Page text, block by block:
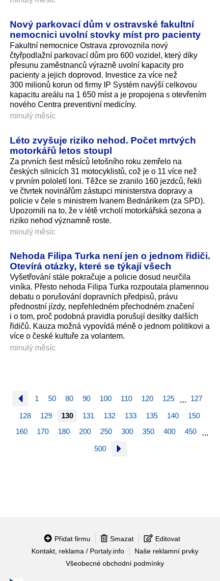
Nový parkovací dům v ostravské fakultní
nemocnici uvolní stovky míst pro pacienty
Fakultní nemocnice Ostrava zprovoznila nový
čtyřpodlažní parkovací dům pro 600 vozidel, který díky
přesunu zaměstnanců výrazně uvolní kapacity pro
pacienty a jejich doprovod. Investice za více než
300 milionů korun od firmy IP Systém navýší celkovou
kapacitu areálu na 1 650 míst a je propojena s otevřením
nového Centra preventivní medicíny.
minulý měsíc
Léto zvyšuje riziko nehod. Počet mrtvých
motorkářů letos stoupl
Za prvních šest měsíců letošního roku zemřelo na
českých silnicích 31 motocyklistů, což je o 11 více než
v prvním pololetí loni. Těžce se zranilo 160 jezdců, řekli
ve čtvrtek novinářům zástupci ministerstva dopravy a
policie v čele s ministrem Ivanem Bednárikem (za SPD).
Upozornili na to, že v létě vrcholí motorkářská sezona a
riziko nehod významně roste.
minulý měsíc
Nehoda Filipa Turka není jen o jednom řidiči.
Otevírá otázky, které se týkají všech
Vyšetřování stále pokračuje a policie dosud neurčila
viníka. Přesto nehoda Filipa Turka rozpoutala plamennou
debatu o porušování dopravních předpisů, právu
přednostní jízdy, nepřehledném přechodném značení
i o tom, proč podobná pravidla porušují desítky dalších
řidičů. Kauza možná vypovídá méně o jednom politikovi a
více o české kultuře za volantem.
minulý měsíc
1 50 80 90 100 110 120 125 … 127
128 129 130 131 132 133 135 140
150
160
170 180 200 250 300 350 400 450 …
500
Přidat firmu Smazat
Editovat
Kontakt, reklama / Portaly.info
Naše reklamní prvky
Všeobecné obchodní podmínky